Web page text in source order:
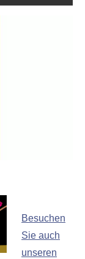
Besuchen
Sie auch
unseren